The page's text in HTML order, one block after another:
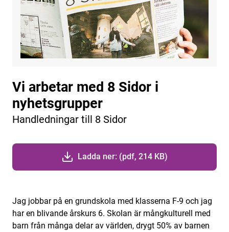
Vi arbetar med 8 Sidor i
nyhetsgrupper
Handledningar till 8 Sidor
Ladda ner: (pdf, 214 KB)
Jag jobbar på en grundskola med klasserna F-9 och jag
har en blivande årskurs 6. Skolan är mångkulturell med
barn från många delar av världen, drygt 50% av barnen